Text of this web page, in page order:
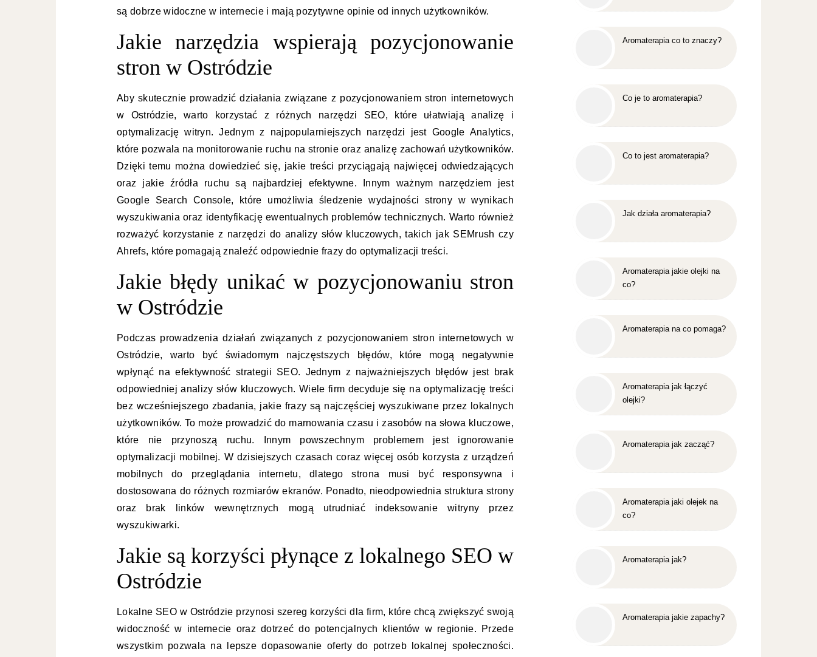
są dobrze widoczne w internecie i mają pozytywne opinie od innych użytkowników.
Jakie narzędzia wspierają pozycjonowanie
stron w Ostródzie
Aby skutecznie prowadzić działania związane z pozycjonowaniem stron internetowych
w Ostródzie, warto korzystać z różnych narzędzi SEO, które ułatwiają analizę i
optymalizację witryn. Jednym z najpopularniejszych narzędzi jest Google Analytics,
które pozwala na monitorowanie ruchu na stronie oraz analizę zachowań użytkowników.
Dzięki temu można dowiedzieć się, jakie treści przyciągają najwięcej odwiedzających
oraz jakie źródła ruchu są najbardziej efektywne. Innym ważnym narzędziem jest
Google Search Console, które umożliwia śledzenie wydajności strony w wynikach
wyszukiwania oraz identyfikację ewentualnych problemów technicznych. Warto również
rozważyć korzystanie z narzędzi do analizy słów kluczowych, takich jak SEMrush czy
Ahrefs, które pomagają znaleźć odpowiednie frazy do optymalizacji treści.
Jakie błędy unikać w pozycjonowaniu stron
w Ostródzie
Podczas prowadzenia działań związanych z pozycjonowaniem stron internetowych w
Ostródzie, warto być świadomym najczęstszych błędów, które mogą negatywnie
wpłynąć na efektywność strategii SEO. Jednym z najważniejszych błędów jest brak
odpowiedniej analizy słów kluczowych. Wiele firm decyduje się na optymalizację treści
bez wcześniejszego zbadania, jakie frazy są najczęściej wyszukiwane przez lokalnych
użytkowników. To może prowadzić do marnowania czasu i zasobów na słowa kluczowe,
które nie przynoszą ruchu. Innym powszechnym problemem jest ignorowanie
optymalizacji mobilnej. W dzisiejszych czasach coraz więcej osób korzysta z urządzeń
mobilnych do przeglądania internetu, dlatego strona musi być responsywna i
dostosowana do różnych rozmiarów ekranów. Ponadto, nieodpowiednia struktura strony
oraz brak linków wewnętrznych mogą utrudniać indeksowanie witryny przez
wyszukiwarki.
Jakie są korzyści płynące z lokalnego SEO w
Ostródzie
Lokalne SEO w Ostródzie przynosi szereg korzyści dla firm, które chcą zwiększyć swoją
widoczność w internecie oraz dotrzeć do potencjalnych klientów w regionie. Przede
wszystkim pozwala na lepsze dopasowanie oferty do potrzeb lokalnej społeczności.
Aromaterapia co to znaczy?
Co je to aromaterapia?
Co to jest aromaterapia?
Jak działa aromaterapia?
Aromaterapia jakie olejki na
co?
Aromaterapia na co pomaga?
Aromaterapia jak łączyć
olejki?
Aromaterapia jak zacząć?
Aromaterapia jaki olejek na
co?
Aromaterapia jak?
Aromaterapia jakie zapachy?